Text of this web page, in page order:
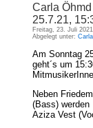
Carla
25.7.21,
Freitag, 23. Juli
Abgelegt unter:
Am Sonntag
geht´s um
Neben
(Bass) werden
Aziza Vest